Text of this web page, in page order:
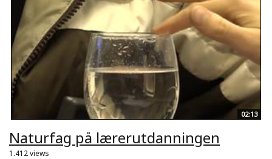
02:13
Naturfag på lærerutdanningen
1.412 views